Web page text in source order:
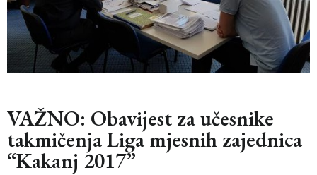
VAŽNO: Obavijest za učesnike
takmičenja Liga mjesnih zajednica
“Kakanj 2017”